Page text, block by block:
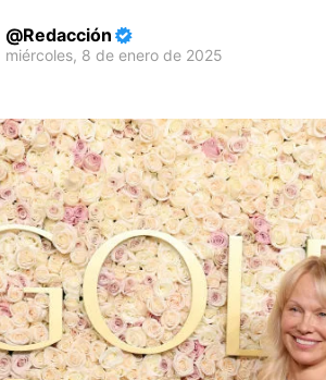
Redacción
miércoles, 8 de enero de 2025